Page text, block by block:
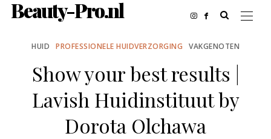
Beauty-Pro.nl
HUID PROFESSIONELE HUIDVERZORGING VAKGENOTEN
Show your best results |
Lavish Huidinstituut by
Dorota Olchawa